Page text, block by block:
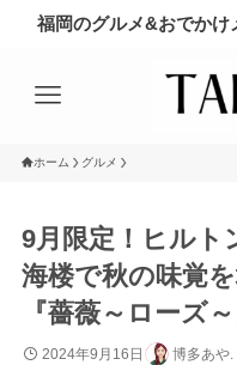
福岡のグルメ&おでかけ
ホーム グルメ
9月限定！ヒルト
海楼で秋の味覚
『薔薇～ローズ～
2024年9月16日 博多あや.